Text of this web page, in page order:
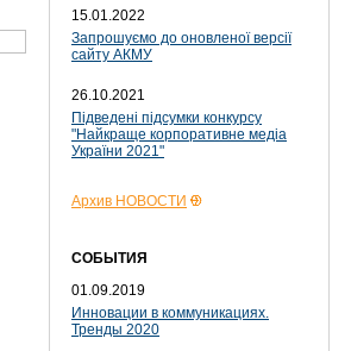
15.01.2022
Запрошуємо до оновленої версії
сайту АКМУ
26.10.2021
Підведені підсумки конкурсу
"Найкраще корпоративне медіа
України 2021"
Архив НОВОСТИ
СОБЫТИЯ
01.09.2019
Инновации в коммуникациях.
Тренды 2020